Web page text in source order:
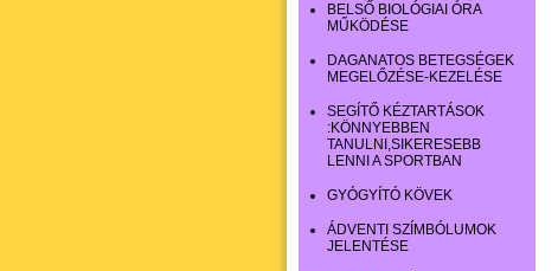
BELSŐ BIOLÓGIAI ÓRA
MŰKÖDÉSE
DAGANATOS BETEGSÉGEK
MEGELŐZÉSE-KEZELÉSE
SEGÍTŐ KÉZTARTÁSOK
:KÖNNYEBBEN
TANULNI,SIKERESEBB
LENNI A SPORTBAN
GYÓGYÍTÓ KÖVEK
ÁDVENTI SZÍMBÓLUMOK
JELENTÉSE